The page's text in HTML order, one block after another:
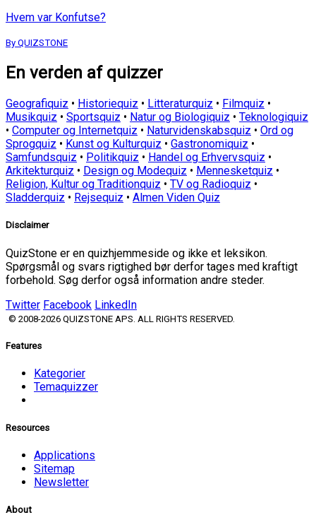
Hvem var Konfutse?
By QUIZSTONE
En verden af quizzer
Geografiquiz • Historiequiz • Litteraturquiz • Filmquiz •
Musikquiz • Sportsquiz • Natur og Biologiquiz • Teknologiquiz
• Computer og Internetquiz • Naturvidenskabsquiz • Ord og
Sprogquiz • Kunst og Kulturquiz • Gastronomiquiz •
Samfundsquiz • Politikquiz • Handel og Erhvervsquiz •
Arkitekturquiz • Design og Modequiz • Mennesketquiz •
Religion, Kultur og Traditionquiz • TV og Radioquiz •
Sladderquiz • Rejsequiz • Almen Viden Quiz
Disclaimer
QuizStone er en quizhjemmeside og ikke et leksikon.
Spørgsmål og svars rigtighed bør derfor tages med kraftigt
forbehold. Søg derfor også information andre steder.
Twitter Facebook LinkedIn
© 2008-2026 QUIZSTONE APS. ALL RIGHTS RESERVED.
Features
Kategorier
Temaquizzer
Resources
Applications
Sitemap
Newsletter
About